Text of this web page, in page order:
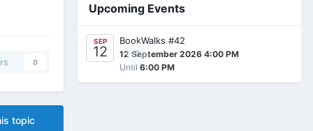
0
topic
Upcoming Events
SEP
12 0
BookWalks #42
12 September 2026 4:00 PM
Until 6:00 PM